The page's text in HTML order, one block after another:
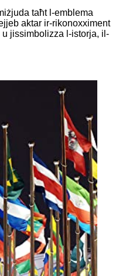
taħt l-emblema
aktar ir-rikonoxximent
jissimbolizza l-istorja, il-